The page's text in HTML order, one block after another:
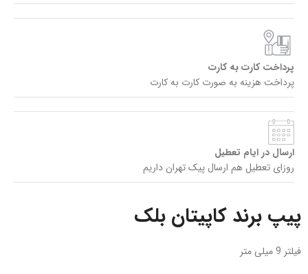
پرداخت کارت به کارت
پرداخت هزینه به صورت کارت به کارت
ارسال در ایام تعطیل
روزای تعطیل هم ارسال پیک تهران داریم
پیپ برند کاپیتان بلک
فیلتر 9 میلی متر